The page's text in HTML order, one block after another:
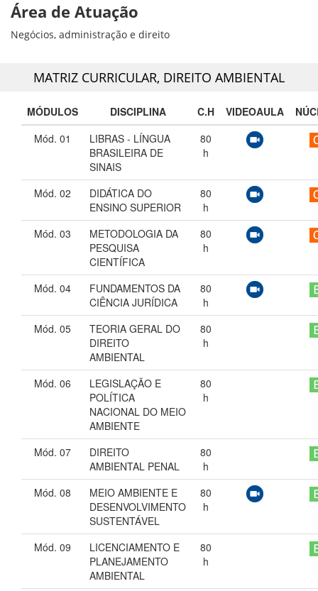
Área de Atuação
Negócios, administração e direito
MATRIZ CURRICULAR, DIREITO AMBIENTAL
MÓDULOS DISCIPLINA C.H VIDEOAULA
Mód. 01
LIBRAS - LÍNGUA
BRASILEIRA DE
SINAIS
80
h
Mód. 02
DIDÁTICA DO
ENSINO SUPERIOR
80
h
Mód. 03
METODOLOGIA DA
PESQUISA
CIENTÍFICA
80
h
Mód. 04
FUNDAMENTOS DA
CIÊNCIA JURÍDICA
80
h
Mód. 05
TEORIA GERAL DO
DIREITO
AMBIENTAL
80
h
Mód. 06
LEGISLAÇÃO E
POLÍTICA
NACIONAL DO MEIO
AMBIENTE
80
h
Mód. 07
DIREITO
AMBIENTAL PENAL
80
h
Mód. 08
MEIO AMBIENTE E
DESENVOLVIMENTO
SUSTENTÁVEL
80
h
Mód. 09
LICENCIAMENTO E
PLANEJAMENTO
AMBIENTAL
80
h